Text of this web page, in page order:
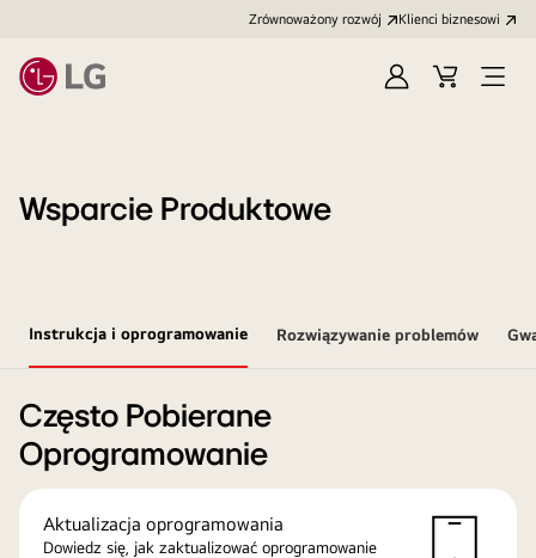
Zrównoważony rozwój Klienci biznesowi
ZalogujKoszyk
Wsparcie Produktowe
Instrukcja i oprogramowanie Rozwiązywanie problemów
Często Pobierane
Oprogramowanie
Aktualizacja oprogramowania
Dowiedz się, jak zaktualizować oprogramowanie